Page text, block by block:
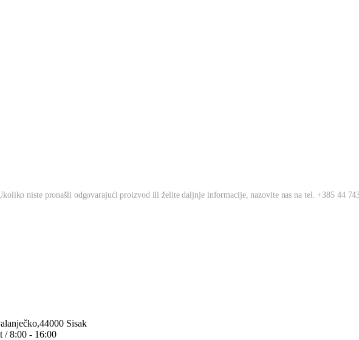
niste pronašli odgovarajući proizvod ili želite daljnje informacije, nazovite nas na tel. +385 44
Sisak
/ 8:00 - 16:00